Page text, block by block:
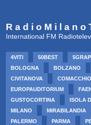
R a d i o M i l a n o
International FM
4VITI 50BEST
BOLOGNA
BOLZANO
CIVITANOVA
COMACCHIO
EUROPAUDITORIUM
GUSTOCORTINA
ISOLA
MILANO
MIRABILANDIA
PALERMO
PARMA